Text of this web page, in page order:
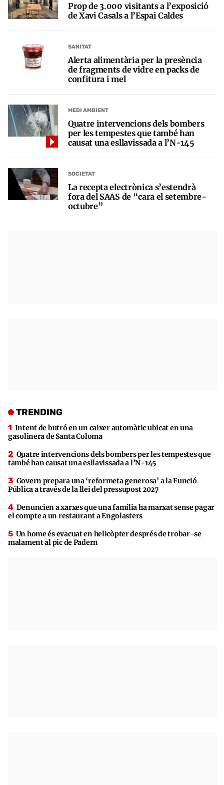
Prop de 3.000 visitants a l’exposició
de Xavi Casals a l’Espai Caldes
SANITAT
Alerta alimentària per la presència
de fragments de vidre en packs de
confitura i mel
MEDI AMBIENT
Quatre intervencions dels bombers
per les tempestes que també han
causat una esllavissada a l’N-145
SOCIETAT
La recepta electrònica s’estendrà
fora del SAAS de “cara el setembre-
octubre”
TRENDING
Intent de butró en un caixer automàtic ubicat en una
gasolinera de Santa Coloma
Quatre intervencions dels bombers per les tempestes que
també han causat una esllavissada a l’N-145
Govern prepara una ‘reformeta generosa’ a la Funció
Pública a través de la llei del pressupost 2027
Denuncien a xarxes que una família ha marxat sense pagar
el compte a un restaurant a Engolasters
Un home és evacuat en helicòpter després de trobar-se
malament al pic de Padern